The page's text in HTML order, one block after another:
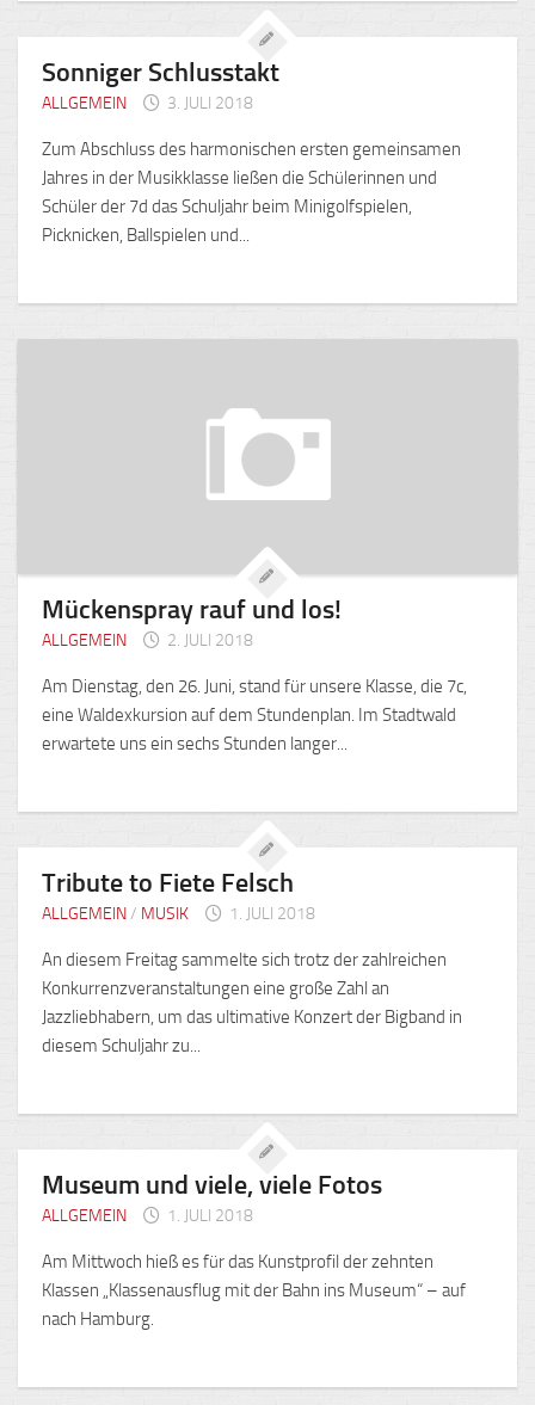
Sonniger Schlusstakt
ALLGEMEIN 3. JULI 2018
Zum Abschluss des harmonischen ersten gemeinsamen
Jahres in der Musikklasse ließen die Schülerinnen und
Schüler der 7d das Schuljahr beim Minigolfspielen,
Picknicken, Ballspielen und...
Mückenspray rauf und los!
ALLGEMEIN 2. JULI 2018
Am Dienstag, den 26. Juni, stand für unsere Klasse, die 7c,
eine Waldexkursion auf dem Stundenplan. Im Stadtwald
erwartete uns ein sechs Stunden langer...
Tribute to Fiete Felsch
ALLGEMEIN/ MUSIK 1. JULI 2018
An diesem Freitag sammelte sich trotz der zahlreichen
Konkurrenzveranstaltungen eine große Zahl an
Jazzliebhabern, um das ultimative Konzert der Bigband in
diesem Schuljahr zu...
Museum und viele, viele Fotos
ALLGEMEIN 1. JULI 2018
Am Mittwoch hieß es für das Kunstprofil der zehnten
Klassen „Klassenausflug mit der Bahn ins Museum“ – auf
nach Hamburg.